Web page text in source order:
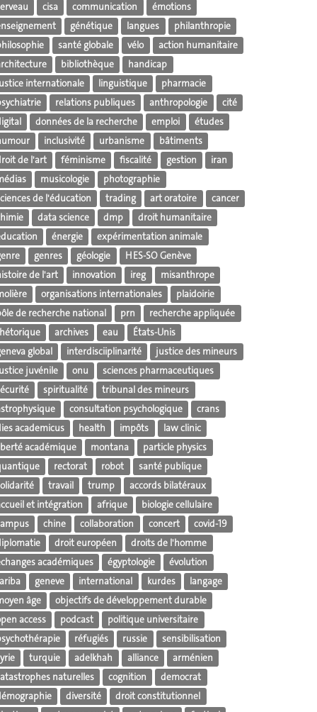
cisa communication
émotions
génétique langues
philanthropie
santé globale vélo
action humanitaire
bibliothèque
handicap
internationale
linguistique
pharmacie
relations publiques anthropologie
cité
données de la recherche emploi
études
inclusivité urbanisme
bâtiments
de l'art
féminisme fiscalité gestion
iran
musicologie
photographie
de l'éducation
trading art oratoire
cancer
data science dmp
droit humanitaire
énergie
expérimentation animale
genres géologie
HES-SO Genève
de l'art
innovation ireg
misanthrope
organisations internationales
plaidoirie
de recherche national
prn
recherche appliquée
archives eau
États-Unis
global
interdisciiplinarité
justice des mineurs
juvénile
onu
sciences pharmaceutiques
spiritualité
tribunal des mineurs
consultation psychologique
crans
academicus
health impôts
law clinic
académique
montana
particle physics
rectorat robot
santé publique
travail trump
accords bilatéraux
et intégration
afrique
biologie cellulaire
chine collaboration concert
covid-19
droit européen
droits de l'homme
académiques
égyptologie
évolution
geneve international kurdes
langage
âge
objectifs de développement durable
access
podcast
politique universitaire
réfugiés russie
sensibilisation
turquie adelkhah alliance
arménien
naturelles
cognition
democrat
diversité
droit constitutionnel